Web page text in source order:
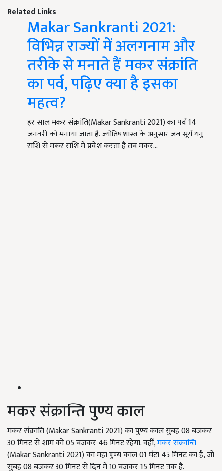
Related Links
Makar Sankranti 2021:
विभिन्न राज्यों में अलगनाम और
तरीके से मनाते हैं मकर संक्रांति
का पर्व, पढ़िए क्या है इसका
महत्व?
हर साल मकर संक्रांति(Makar Sankranti 2021) का पर्व 14
जनवरी को मनाया जाता है. ज्योतिषशास्त्र के अनुसार जब सूर्य धनु
राशि से मकर राशि में प्रवेश करता है तब मकर…
मकर संक्रान्ति पुण्य काल
मकर संक्रांति (Makar Sankranti 2021) का पुण्य काल सुबह 08 बजकर
30 मिनट से शाम को 05 बजकर 46 मिनट रहेगा. वहीं,मकर संक्रान्ति
(Makar Sankranti 2021) का महा पुण्य काल 01 घंटा 45 मिनट का है, जो
सुबह 08 बजकर 30 मिनट से दिन में 10 बजकर 15 मिनट तक है.